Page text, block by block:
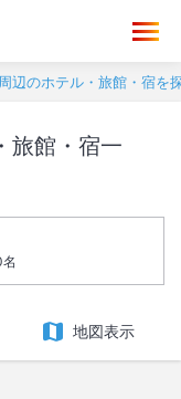
辺のホテル・旅館・宿を
旅館・宿一
地図表示